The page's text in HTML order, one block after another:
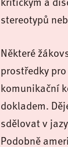
stereotypů
Některé
prostředky
komunikační
dokladem.
sdělovat v
Podobně